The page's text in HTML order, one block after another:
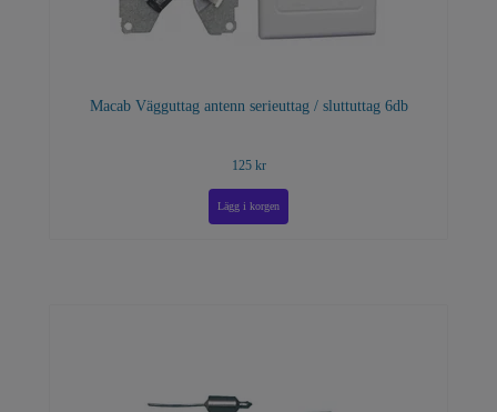
Macab Vägguttag antenn serieuttag / sluttuttag 6db
125 kr